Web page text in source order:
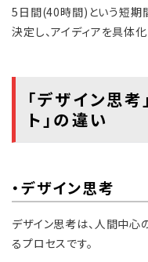
5日間(40時間)という短期
決定し、アイディアを具体化
「デザイン思考
ト」の違い
・デザイン思考
デザイン思考は、人間中
るプロセスです。